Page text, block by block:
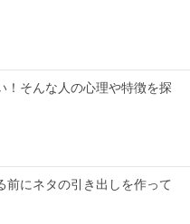
！そんな人の心理や特徴を探
前にネタの引き出しを作って